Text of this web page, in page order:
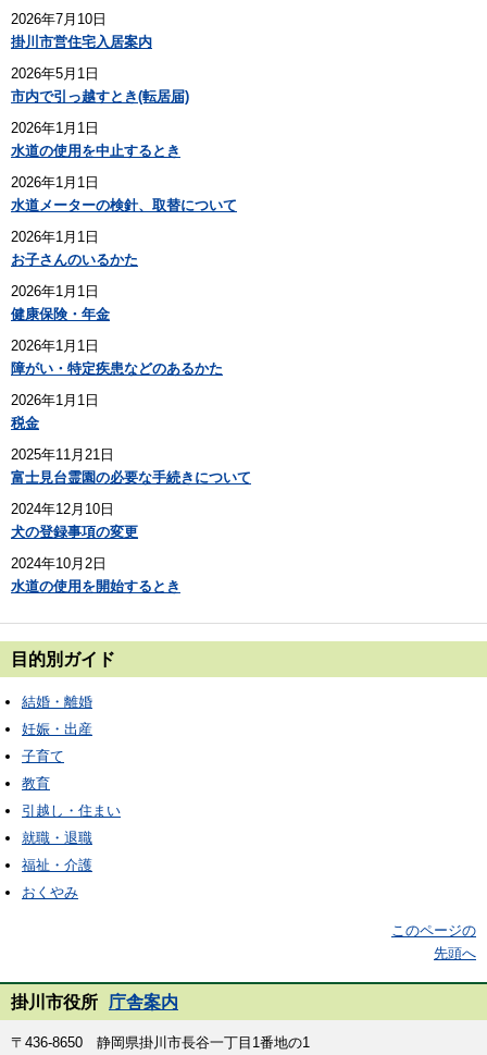
2026年7月10日
掛川市営住宅入居案内
2026年5月1日
市内で引っ越すとき(転居届)
2026年1月1日
水道の使用を中止するとき
2026年1月1日
水道メーターの検針、取替について
2026年1月1日
お子さんのいるかた
2026年1月1日
健康保険・年金
2026年1月1日
障がい・特定疾患などのあるかた
2026年1月1日
税金
2025年11月21日
富士見台霊園の必要な手続きについて
2024年12月10日
犬の登録事項の変更
2024年10月2日
水道の使用を開始するとき
目的別ガイド
結婚・離婚
妊娠・出産
子育て
教育
引越し・住まい
就職・退職
福祉・介護
おくやみ
このページの
先頭へ
掛川市役所 庁舎案内
〒436-8650 静岡県掛川市長谷一丁目1番地の1